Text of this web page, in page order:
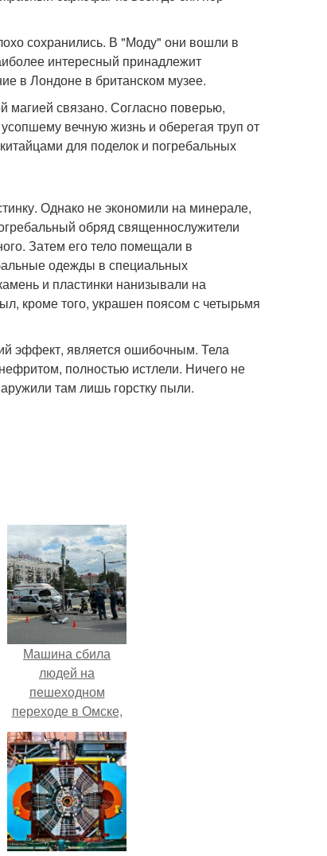
сохранились. В "Моду" они вошли в
интересный принадлежит
в Лондоне в британском музее.
магией связано. Согласно поверью,
вечную жизнь и оберегая труп от
для поделок и погребальных
Однако не экономили на минерале,
обряд священнослужители
Затем его тело помещали в
одежды в специальных
и пластинки нанизывали на
кроме того, украшен поясом с четырьмя
эффект, является ошибочным. Тела
полностью истлели. Ничего не
там лишь горстку пыли.
Машина сбила
людей на
пешеходном
переходе в Омске,
пострадали 8
человек.